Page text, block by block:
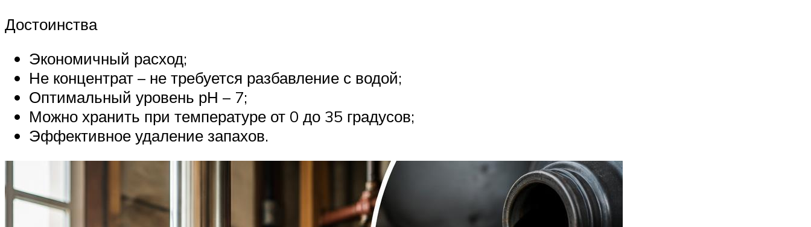
Достоинства
Экономичный расход;
Не концентрат – не требуется разбавление с водой;
Оптимальный уровень рН – 7;
Можно хранить при температуре от 0 до 35 градусов;
Эффективное удаление запахов.